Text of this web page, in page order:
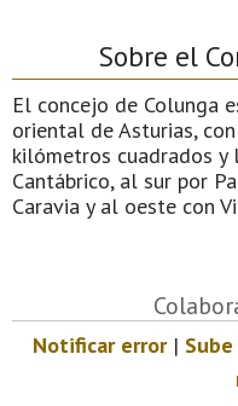
Sobre el
El concejo de Colunga
oriental de Asturias,
kilómetros cuadrados
Cantábrico, al sur por
Caravia y al oeste con
Notificar error|